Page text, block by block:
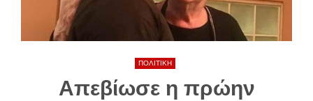
ΠΟΛΙΤΙΚΗ
Απεβίωσε η πρώην